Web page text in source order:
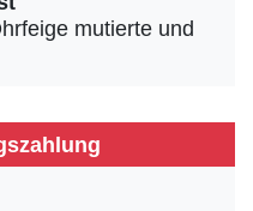
mutierte und